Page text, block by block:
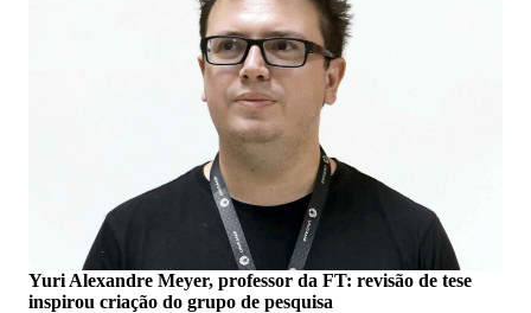
Yuri Alexandre Meyer, professor da FT: revisão de tese
inspirou criação do grupo de pesquisa